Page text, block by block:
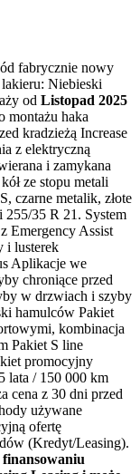
fabrycznie nowy
Niebieski
od Listopad 2025
montażu haka
kradzieżą Increase
z elektryczną
i zamykana
ze stopu metali
czarne metalik, złote
255/35 R 21. System
Emergency Assist
i lusterek
Aplikacje we
chroniące przed
w drzwiach i szyby
hamulców Pakiet
kombinacja
Pakiet S line
promocyjny
lata / 150 000 km
z 30 dni przed
używane
ofertę
(Kredyt/Leasing).